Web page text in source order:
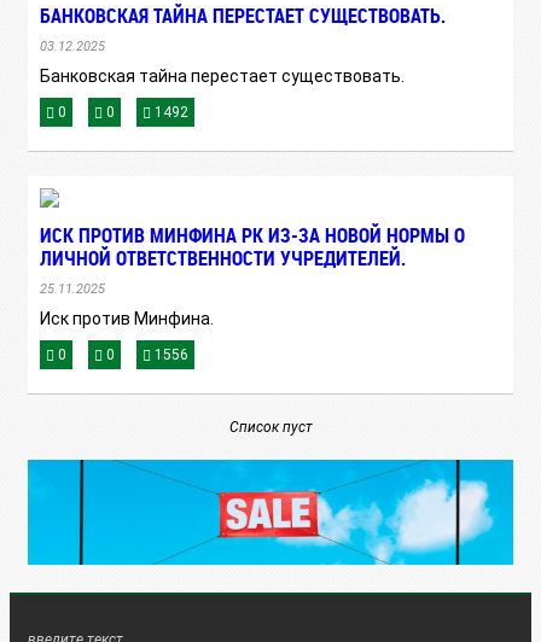
БАНКОВСКАЯ ТАЙНА ПЕРЕСТАЕТ СУЩЕСТВОВАТЬ.
03.12.2025
Банковская тайна перестает существовать.
0 0 1492
ИСК ПРОТИВ МИНФИНА РК ИЗ-ЗА НОВОЙ НОРМЫ О
ЛИЧНОЙ ОТВЕТСТВЕННОСТИ УЧРЕДИТЕЛЕЙ.
25.11.2025
Иск против Минфина.
0 0 1556
Список пуст